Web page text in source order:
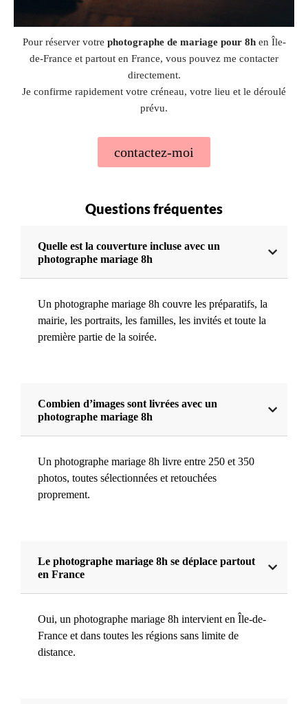
Pour réserver votre photographe de mariage pour 8hen Île-
de-France et partout en France, vous pouvez me contacter
directement.
Je confirme rapidement votre créneau, votre lieu et le déroulé
prévu.
contactez-moi
Questions fréquentes
Quelle est la couverture incluse avec un
photographe mariage 8h
Un photographe mariage 8h couvre les préparatifs, la
mairie, les portraits, les familles, les invités et toute la
première partie de la soirée.
Combien d’images sont livrées avec un
photographe mariage 8h
Un photographe mariage 8h livre entre 250 et 350
photos, toutes sélectionnées et retouchées
proprement.
Le photographe mariage 8h se déplace partout
en France
Oui, un photographe mariage 8h intervient en Île-de-
France et dans toutes les régions sans limite de
distance.